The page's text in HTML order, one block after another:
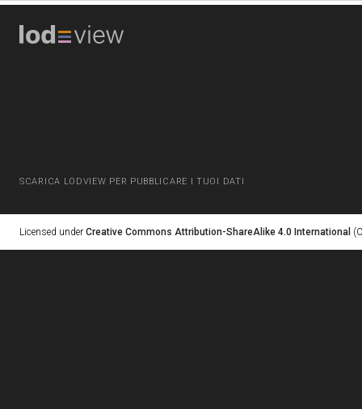
SCARICA LODVIEW PER PUBBLICARE I TUOI DATI
Licensed under Creative Commons Attribution-ShareAlike 4.0 International